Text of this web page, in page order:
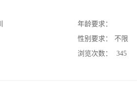
年龄要求：
性别要求：
不限
浏览次数：
345